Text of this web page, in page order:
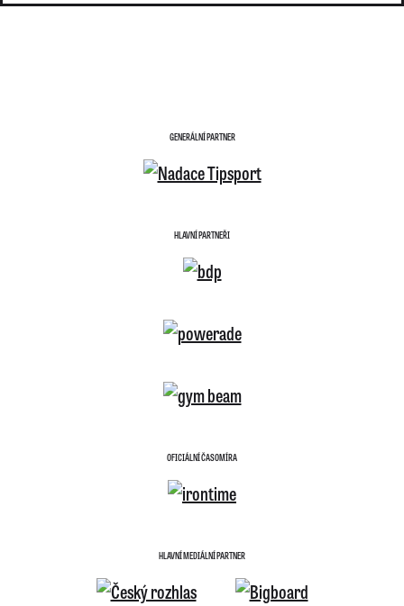
GENERÁLNÍ PARTNER
HLAVNÍ PARTNEŘI
OFICIÁLNÍ ČASOMÍRA
HLAVNÍ MEDIÁLNÍ PARTNER